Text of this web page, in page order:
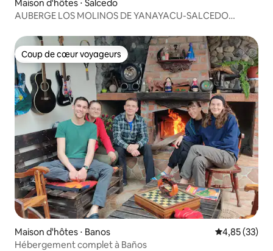
Maison d'hôtes ⋅ Salcedo
AUBERGE LOS MOLINOS DE YANAYACU-SALCEDO
Coup de cœur voyageurs
Coup de cœur voyageurs
Maison d'hôtes ⋅ Banos Évaluation
4,85 (33)
Hébergement complet à Baños